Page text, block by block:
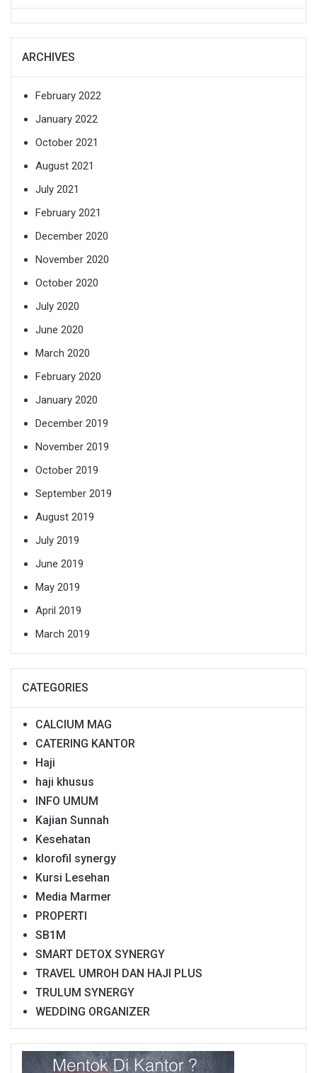
ARCHIVES
February 2022
January 2022
October 2021
August 2021
July 2021
February 2021
December 2020
November 2020
October 2020
July 2020
June 2020
March 2020
February 2020
January 2020
December 2019
November 2019
October 2019
September 2019
August 2019
July 2019
June 2019
May 2019
April 2019
March 2019
CATEGORIES
CALCIUM MAG
CATERING KANTOR
Haji
haji khusus
INFO UMUM
Kajian Sunnah
Kesehatan
klorofil synergy
Kursi Lesehan
Media Marmer
PROPERTI
SB1M
SMART DETOX SYNERGY
TRAVEL UMROH DAN HAJI PLUS
TRULUM SYNERGY
WEDDING ORGANIZER